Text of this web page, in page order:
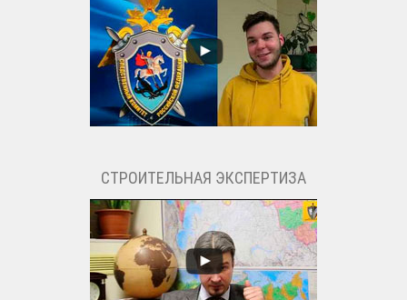
СТРОИТЕЛЬНАЯ ЭКСПЕРТИЗА